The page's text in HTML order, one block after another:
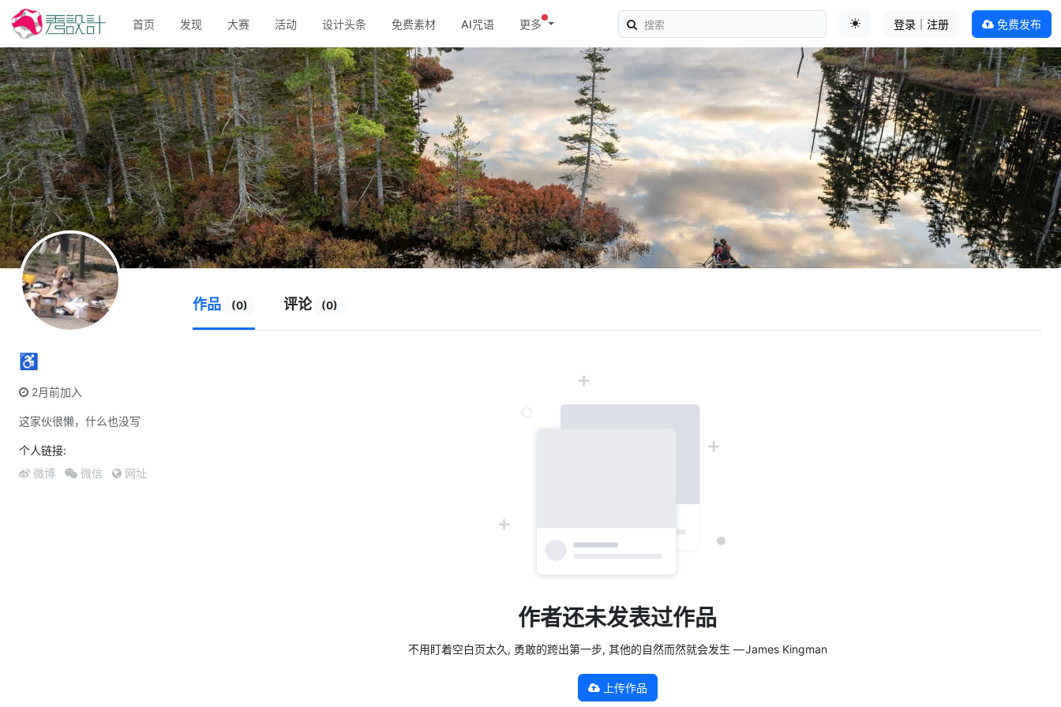
首页 发现 大赛 活动 设计头条 免费素材 AI咒语
更多
登录｜注册 免费发布
♿︎
2月前加入
这家伙很懒，什么也没写
个人链接:
微博 微信 网址
作品 (0) 评论 (0)
作者还未发表过作品
不用盯着空白页太久, 勇敢的跨出第一步, 其他的自然而然就会发生 — James Kingman
上传作品